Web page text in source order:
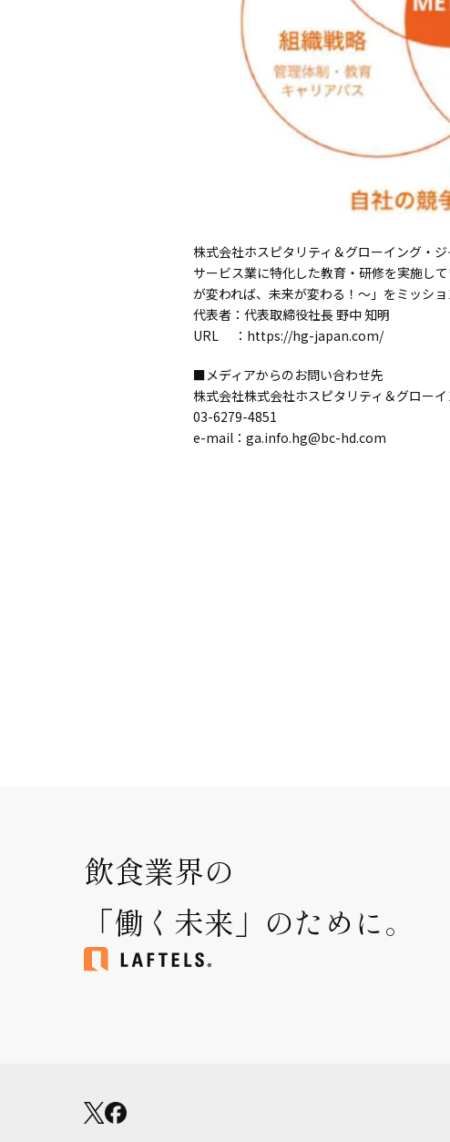
株式会社ホスピタリティ＆グローイング・
サービス業に特化した教育・研修を実施し
が変われば、未来が変わる！〜」をミッシ
代表者：代表取締役社長 野中 知明
URL ： https://hg-japan.com/
■メディアからのお問い合わせ先
株式会社株式会社ホスピタリティ＆グロー
03-6279-4851
e-mail：ga.info.hg@bc-hd.com
飲食業界の
「働く未来」のために。